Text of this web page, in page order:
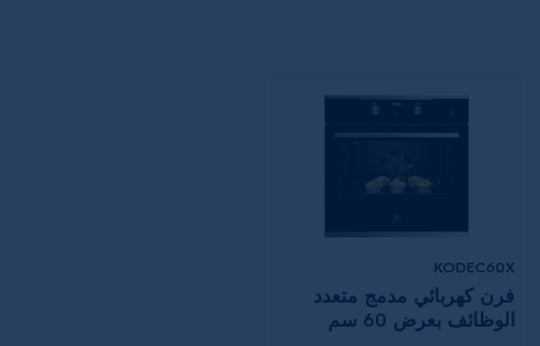
KODEC60X
فرن كهربائي مدمج متعدد
الوظائف بعرض 60 سم